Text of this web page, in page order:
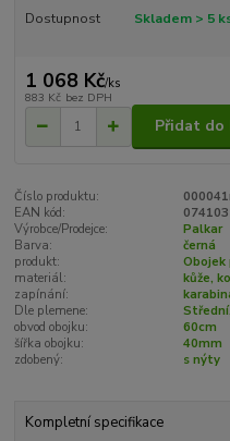
Dostupnost Skladem > 5
1 068 Kč/ks
883 Kč bez DPH
Přidat do
Číslo produktu:
EAN kód:
Výrobce/Prodejce:
Palkar
Barva:
černá
produkt:
Obojek
materiál:
kůže,
zapínání:
Dle plemene:
obvod obojku:
60cm
šířka obojku:
40mm
zdobený:
s nýty
Kompletní specifikace